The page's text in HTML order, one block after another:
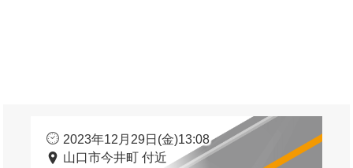
2023年12月29日(金)13:08
山口市今井町 付近